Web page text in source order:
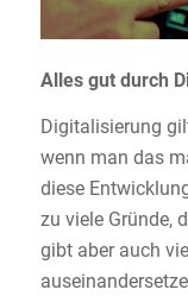
Alles gut durch
Digitalisierung
wenn man das
diese
zu viele Gründe,
gibt aber auch